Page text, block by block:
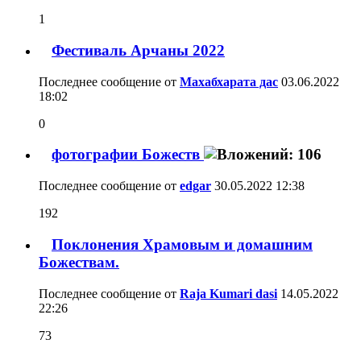
1
Фестиваль Арчаны 2022
Последнее сообщение от Махабхарата дас 03.06.2022
18:02
0
фотографии Божеств
Последнее сообщение от edgar 30.05.2022 12:38
192
Поклонения Храмовым и домашним
Божествам.
Последнее сообщение от Raja Kumari dasi 14.05.2022
22:26
73